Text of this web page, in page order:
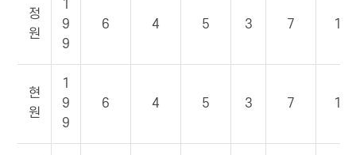
정
원
1
9
9
6 4 5 3 7 16
현
원
1
9
9
6 4 5 3 7 16